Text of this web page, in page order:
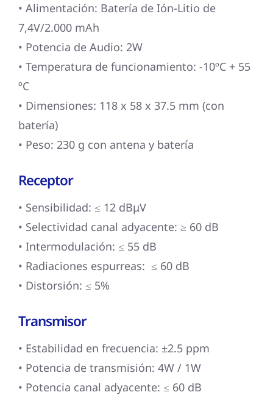
• Alimentación: Batería de Ión-Litio de
7,4V/2.000 mAh
• Potencia de Audio: 2W
• Temperatura de funcionamiento: -10ºC + 55
ºC
• Dimensiones: 118 x 58 x 37.5 mm (con
batería)
• Peso: 230 g con antena y batería
Receptor
• Sensibilidad: ≤ 12 dBμV
• Selectividad canal adyacente: ≥ 60 dB
• Intermodulación: ≤ 55 dB
• Radiaciones espurreas: ≤ 60 dB
• Distorsión: ≤ 5%
Transmisor
• Estabilidad en frecuencia: ±2.5 ppm
• Potencia de transmisión: 4W / 1W
• Potencia canal adyacente: ≤ 60 dB